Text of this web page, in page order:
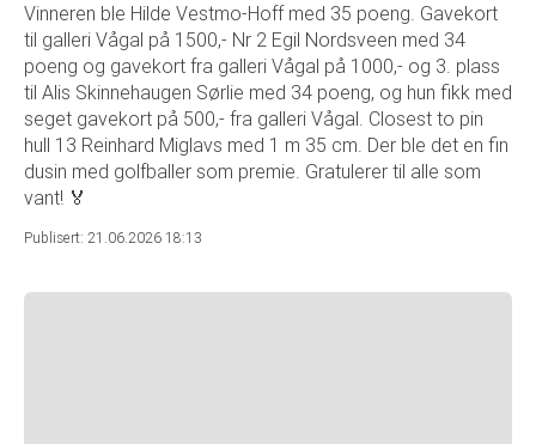
Vinneren ble Hilde Vestmo-Hoff med 35 poeng. Gavekort
til galleri Vågal på 1500,- Nr 2 Egil Nordsveen med 34
poeng og gavekort fra galleri Vågal på 1000,- og 3. plass
til Alis Skinnehaugen Sørlie med 34 poeng, og hun fikk med
seget gavekort på 500,- fra galleri Vågal. Closest to pin
hull 13 Reinhard Miglavs med 1 m 35 cm. Der ble det en fin
dusin med golfballer som premie. Gratulerer til alle som
vant! 🏅
Publisert: 21.06.2026 18:13